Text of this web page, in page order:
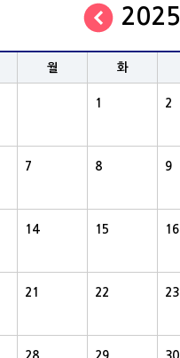
월 화
1 2
7 8 9
14 15 16
21 22 23